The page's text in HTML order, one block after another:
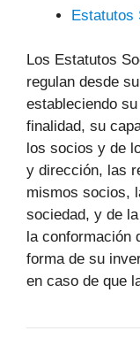
Estatutos
Los Estatutos
regulan desde
estableciendo
finalidad, su
los socios y de
y dirección, las
mismos socios,
sociedad, y de
la conformación
forma de su
en caso de que